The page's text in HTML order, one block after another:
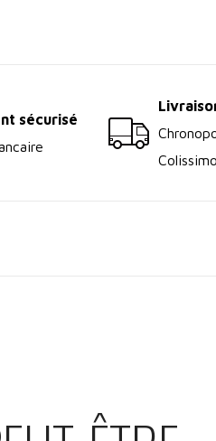
sécurisé